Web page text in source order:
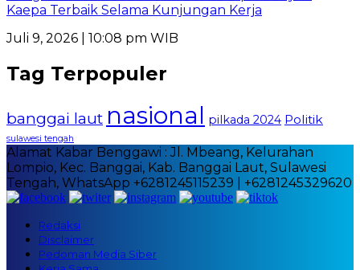
Kaepa Terbaik Selama Kunjungan Kerja
Juli 9, 2026 | 10:08 pm WIB
Tag Terpopuler
banggai laut nasional pilkada 2024 Politik
sulawesi tengah
Alamat Kabar Benggawi : Jl. Mbeang, Kelurahan
Lompio, Kec. Banggai, Kab. Banggai Laut, Sulawesi
Tengah, WhatsApp +6281245115239 | +6281245329620
Redaksi
Disclaimer
Pedoman Media Siber